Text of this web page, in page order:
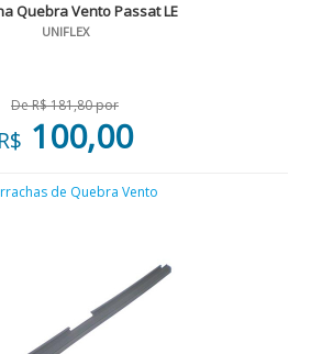
Quebra Vento Passat LE
UNIFLEX
De R$ 181,80 por
R$ 100,00
de Quebra Vento